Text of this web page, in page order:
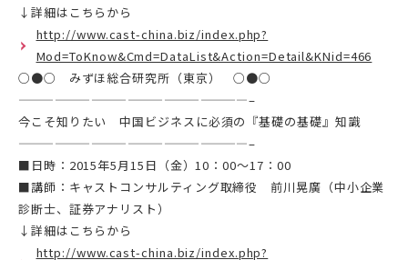
↓詳細はこちらから
http://www.cast-china.biz/index.php?
Mod=ToKnow&Cmd=DataList&Action=Detail&KNid=466
○●○ みずほ総合研究所（東京） ○●○
———————————————————–
今こそ知りたい 中国ビジネスに必須の『基礎の基礎』知識
———————————————————–
■日時：2015年5月15日（金）10：00～17：00
■講師：キャストコンサルティング取締役 前川晃廣（中小企業
診断士、証券アナリスト）
↓詳細はこちらから
http://www.cast-china.biz/index.php?